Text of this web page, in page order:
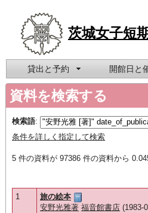
茨城女子短
貸出と予約 開館日と
資料を検索する
検索語:
条件を詳しく指定して検索
5 件の資料が 97386 件の資料から
1
旅の絵本
安野光雅著 福音館書店 (1983-